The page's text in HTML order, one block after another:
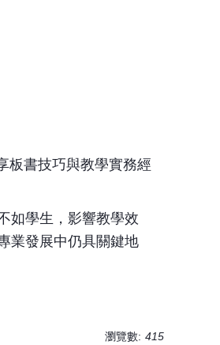
板書技巧與教學實務經
如學生，影響教學效
業發展中仍具關鍵地
瀏覽數: 415